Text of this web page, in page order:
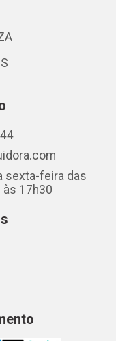
sexta-feira das
às 17h30